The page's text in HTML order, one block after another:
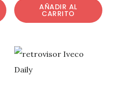
AÑADIR AL
CARRITO